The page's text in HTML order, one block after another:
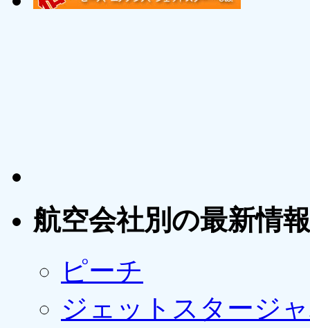
航空会社別の最新情報
ピーチ
ジェットスタージ